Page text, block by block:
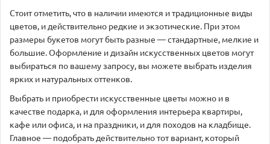
Стоит отметить, что в наличии имеются и традиционные виды
цветов, и действительно редкие и экзотические. При этом
размеры букетов могут быть разные — стандартные, мелкие и
большие. Оформление и дизайн искусственных цветов могут
выбираться по вашему запросу, вы можете выбрать изделия
ярких и натуральных оттенков.
Выбрать и приобрести искусственные цветы можно и в
качестве подарка, и для оформления интерьера квартиры,
кафе или офиса, и на праздники, и для походов на кладбище.
Главное — подобрать действительно тот вариант, который